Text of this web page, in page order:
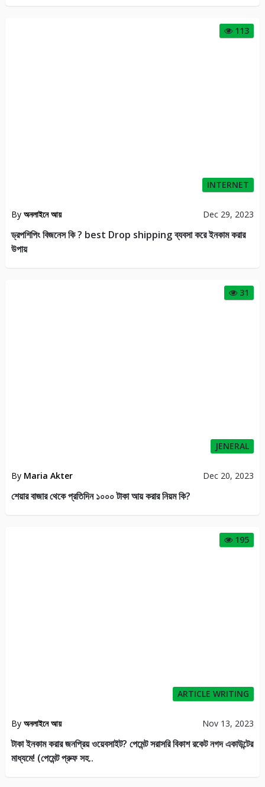
113
INTERNET
By অনলাইনে আয় Dec 29, 2023
ড্রপশিপিং বিজনেস কি ? best Drop shipping ব্যবসা করে ইনকাম করার
উপায়
31
JENERAL
By Maria Akter Dec 20, 2023
শেয়ার বাজার থেকে প্রতিদিন ১০০০ টাকা আয় করার নিয়ম কি?
195
ARTICLE WRITING
By অনলাইনে আয় Nov 13, 2023
টাকা ইনকাম করার জনপ্রিয় ওয়েবসাইট? পেমেন্ট সরাসরি বিকাশ রকেট নগদ একাউন্টের
মাধ্যমে! (পেমেন্ট প্রুফ সহ..